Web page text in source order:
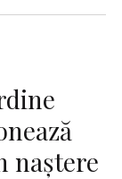
naştere